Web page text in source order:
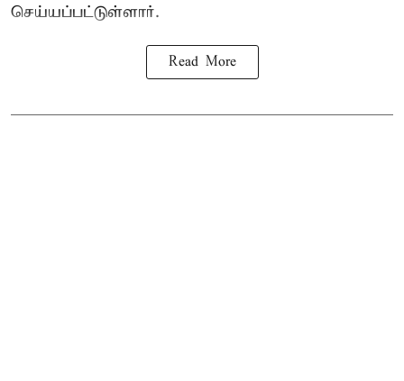
செய்யப்பட்டுள்ளார்.
Read More